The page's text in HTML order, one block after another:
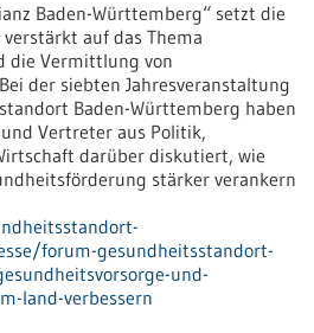
Baden-Württemberg“ setzt die
auf das Thema
die Vermittlung von
der siebten Jahresveranstaltung
Baden-Württemberg haben
Vertreter aus Politik,
darüber diskutiert, wie
stärker verankern
forum-gesundheitsstandort-
und-
land-verbessern